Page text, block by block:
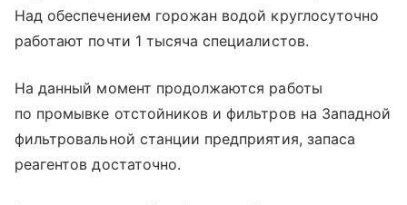
Над обеспечением горожан водой круглосуточно
работают почти 1 тысяча специалистов.
На данный момент продолжаются работы
по промывке отстойников и фильтров на Западной
фильтровальной станции предприятия, запаса
реагентов достаточно.